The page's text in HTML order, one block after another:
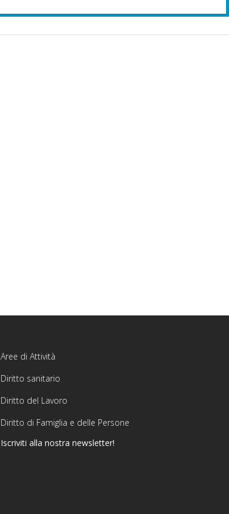
Aree di Attività
Diritto sanitario
Diritto del Lavoro
Diritto di Famiglia e delle Persone
Iscriviti alla nostra newsletter!